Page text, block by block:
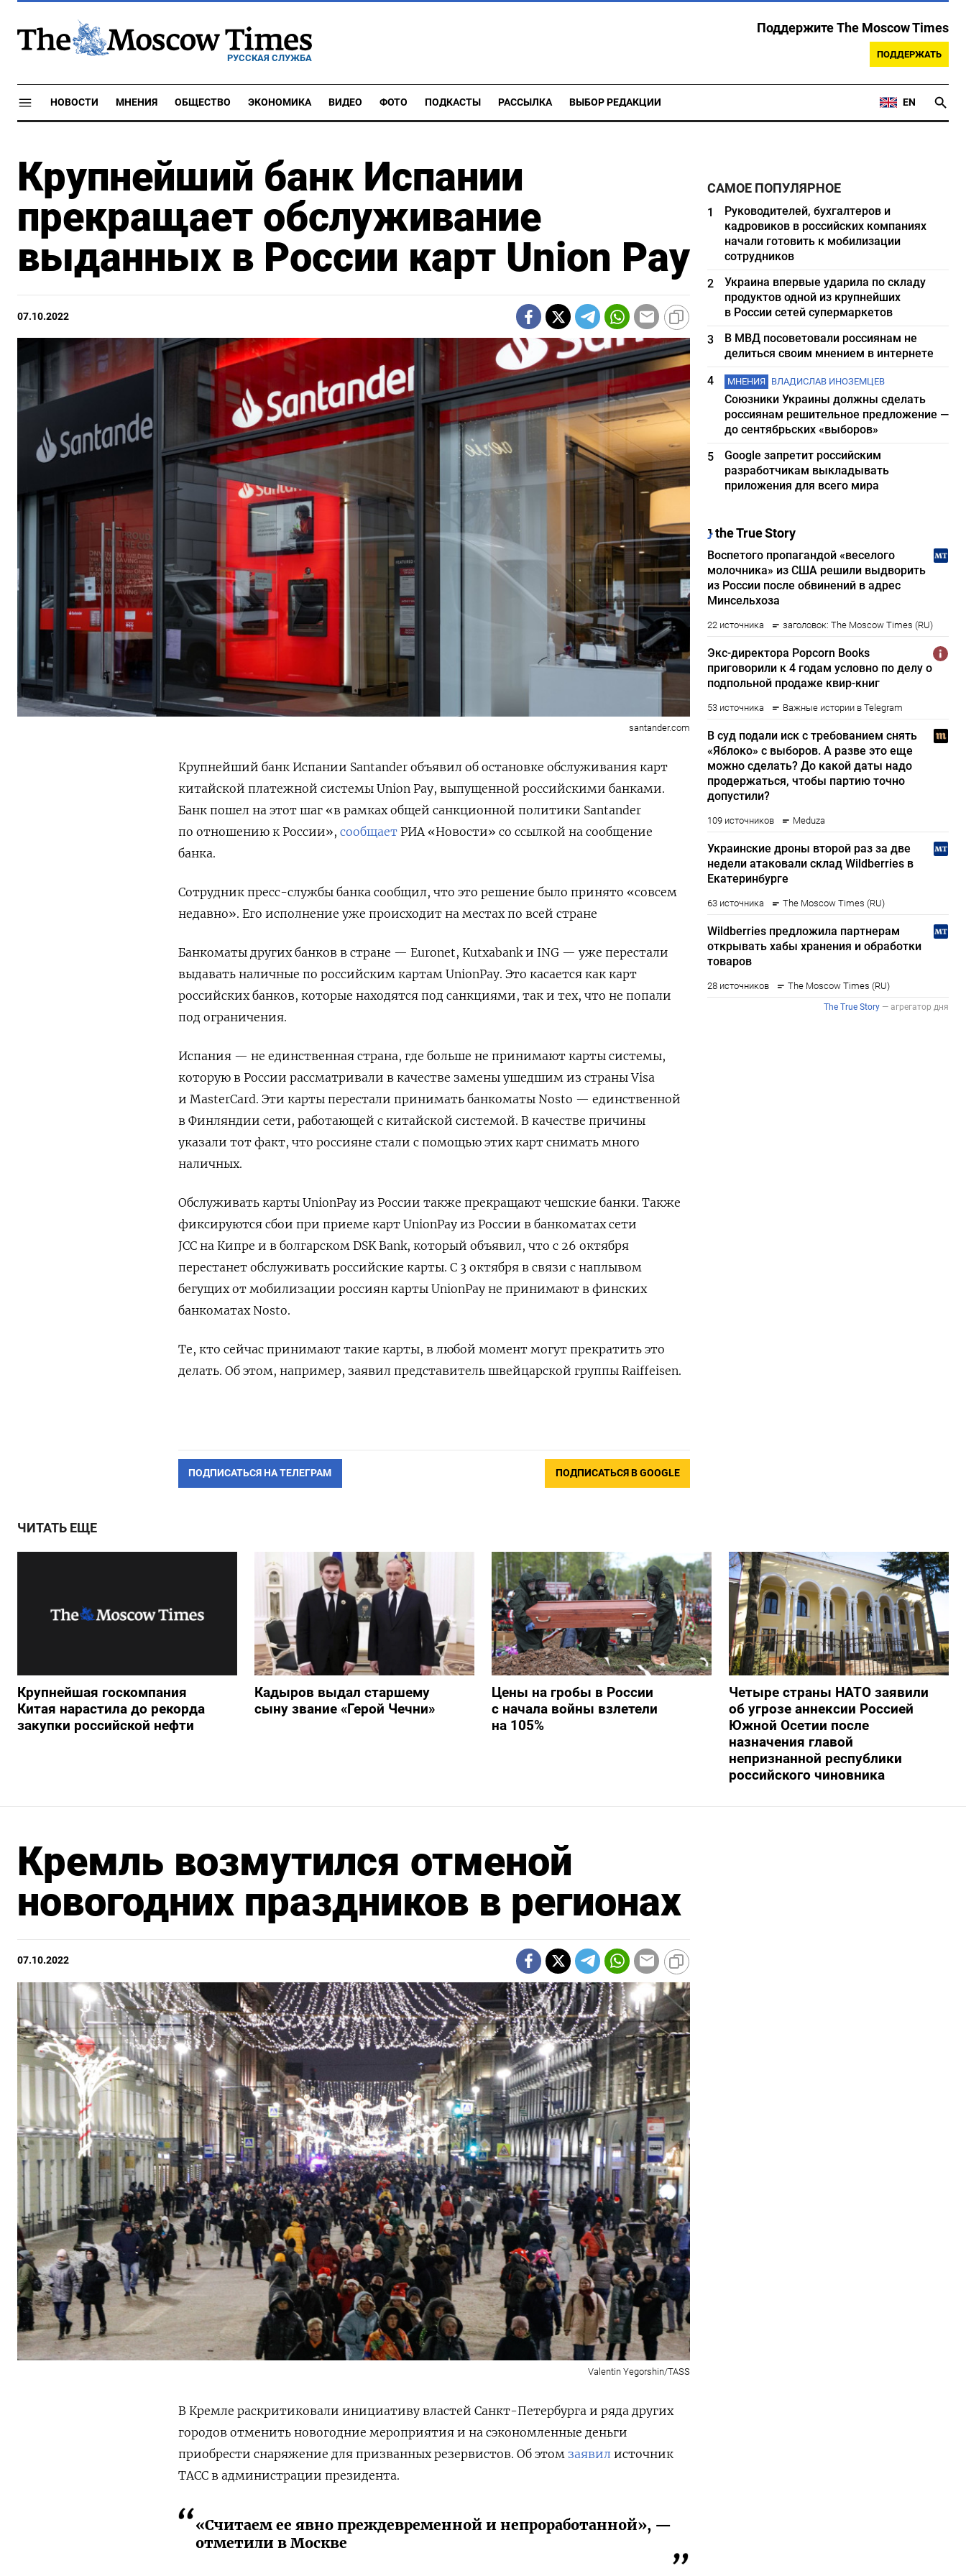
РУССКАЯ СЛУЖБА
Поддержите The Moscow Times
ПОДДЕРЖАТЬ
НОВОСТИ МНЕНИЯ ОБЩЕСТВО ЭКОНОМИКА ВИДЕО ФОТО ПОДКАСТЫ РАССЫЛКА ВЫБОР РЕДАКЦИИ EN
Крупнейший банк Испании
прекращает обслуживание
выданных в России карт Union Pay
07.10.2022
santander.com
Крупнейший банк Испании Santander объявил об остановке обслуживания карт
китайской платежной системы Union Pay, выпущенной российскими банками.
Банк пошел на этот шаг «в рамках общей санкционной политики Santander
по отношению к России», сообщает РИА «Новости» со ссылкой на сообщение
банка.
Сотрудник пресс-службы банка сообщил, что это решение было принято «совсем
недавно». Его исполнение уже происходит на местах по всей стране
Банкоматы других банков в стране — Euronet, Kutxabank и ING — уже перестали
выдавать наличные по российским картам UnionPay. Это касается как карт
российских банков, которые находятся под санкциями, так и тех, что не попали
под ограничения.
Испания — не единственная страна, где больше не принимают карты системы,
которую в России рассматривали в качестве замены ушедшим из страны Visa
и MasterCard. Эти карты перестали принимать банкоматы Nosto — единственной
в Финляндии сети, работающей с китайской системой. В качестве причины
указали тот факт, что россияне стали с помощью этих карт снимать много
наличных.
Обслуживать карты UnionPay из России также прекращают чешские банки. Также
фиксируются сбои при приеме карт UnionPay из России в банкоматах сети
JCC на Кипре и в болгарском DSK Bank, который объявил, что с 26 октября
перестанет обслуживать российские карты. С 3 октября в связи с наплывом
бегущих от мобилизации россиян карты UnionPay не принимают в финских
банкоматах Nosto.
Те, кто сейчас принимают такие карты, в любой момент могут прекратить это
делать. Об этом, например, заявил представитель швейцарской группы Raiffeisen.
ПОДПИСАТЬСЯ НА ТЕЛЕГРАМ ПОДПИСАТЬСЯ В GOOGLE
САМОЕ ПОПУЛЯРНОЕ
1
Руководителей, бухгалтеров и
кадровиков в российских компаниях
начали готовить к мобилизации
сотрудников
2
Украина впервые ударила по складу
продуктов одной из крупнейших
в России сетей супермаркетов
3
В МВД посоветовали россиянам не
делиться своим мнением в интернете
4
МНЕНИЯ ВЛАДИСЛАВ ИНОЗЕМЦЕВ
Союзники Украины должны сделать
россиянам решительное предложение —
до сентябрьских «выборов»
5
Google запретит российским
разработчикам выкладывать
приложения для всего мира
ЧИТАТЬ ЕЩЕ
Крупнейшая госкомпания
Китая нарастила до рекорда
закупки российской нефти
Кадыров выдал старшему
сыну звание «Герой Чечни»
Цены на гробы в России
с начала войны взлетели
на 105%
Четыре страны НАТО заявили
об угрозе аннексии Россией
Южной Осетии после
назначения главой
непризнанной республики
российского чиновника
Кремль возмутился отменой
новогодних праздников в регионах
07.10.2022
Valentin Yegorshin/TASS
В Кремле раскритиковали инициативу властей Санкт-Петербурга и ряда других
городов отменить новогодние мероприятия и на сэкономленные деньги
приобрести снаряжение для призванных резервистов. Об этом заявил источник
ТАСС в администрации президента.
«Считаем ее явно преждевременной и непроработанной», —
отметили в Москве